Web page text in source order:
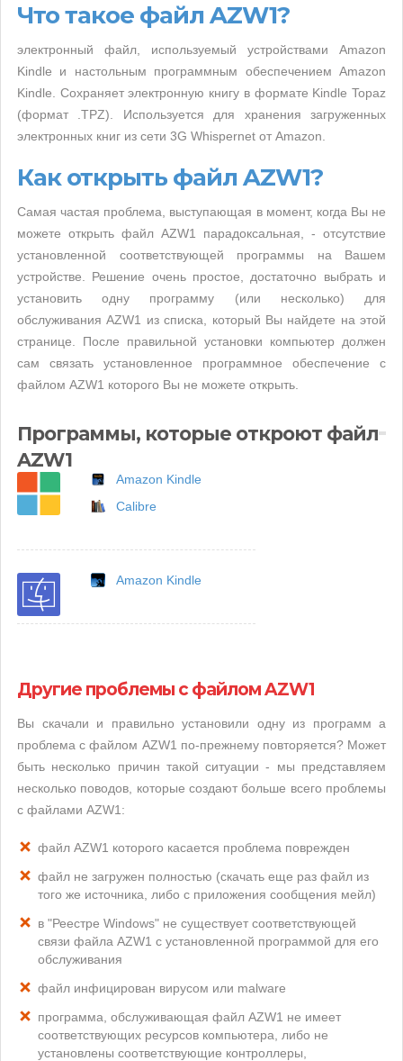
Что такое файл AZW1?
электронный файл, используемый устройствами Amazon
Kindle и настольным программным обеспечением Amazon
Kindle. Сохраняет электронную книгу в формате Kindle Topaz
(формат .TPZ). Используется для хранения загруженных
электронных книг из сети 3G Whispernet от Amazon.
Как открыть файл AZW1?
Самая частая проблема, выступающая в момент, когда Вы не
можете открыть файл AZW1 парадоксальная, - отсутствие
установленной соответствующей программы на Вашем
устройстве. Решение очень простое, достаточно выбрать и
установить одну программу (или несколько) для
обслуживания AZW1 из списка, который Вы найдете на этой
странице. После правильной установки компьютер должен
сам связать установленное программное обеспечение с
файлом AZW1 которого Вы не можете открыть.
Программы, которые откроют файл
AZW1
Amazon Kindle
Calibre
Amazon Kindle
Другие проблемы с файлом AZW1
Вы скачали и правильно установили одну из программ а
проблема с файлом AZW1 по-прежнему повторяется? Может
быть несколько причин такой ситуации - мы представляем
несколько поводов, которые создают больше всего проблемы
с файлами AZW1:
файл AZW1 которого касается проблема поврежден
файл не загружен полностью (скачать еще раз файл из
того же источника, либо с приложения сообщения мейл)
в "Реестре Windows" не существует соответствующей
связи файла AZW1 с установленной программой для его
обслуживания
файл инфицирован вирусом или malware
программа, обслуживающая файл AZW1 не имеет
соответствующих ресурсов компьютера, либо не
установлены соответствующие контроллеры,